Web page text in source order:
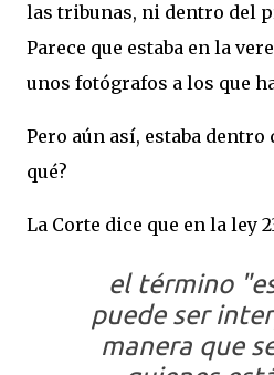
las tribunas, ni dentro del
Parece que estaba en la
unos fotógrafos a los que
Pero aún así, estaba dentro
qué?
La Corte dice que en la ley
el término
puede ser
manera que